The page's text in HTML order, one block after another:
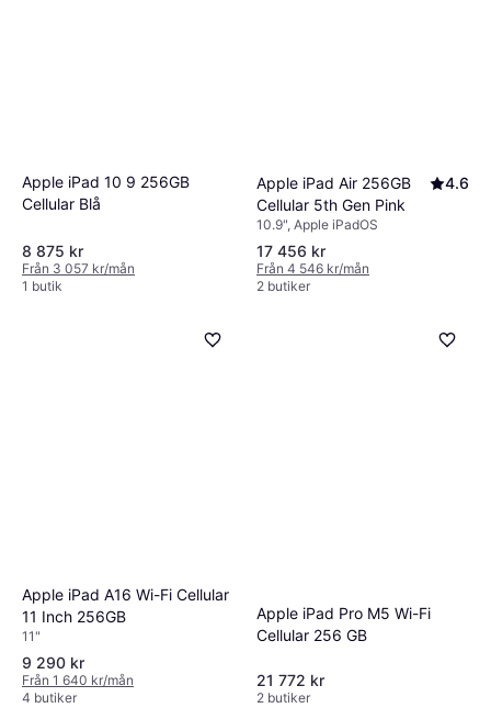
Apple iPad 10 9 256GB
Cellular Blå
8 875 kr
Från 3 057 kr/mån
1 butik
Apple iPad Air 256GB
Cellular 5th Gen Pink
4.6
10.9", Apple iPadOS
17 456 kr
Från 4 546 kr/mån
2 butiker
Apple iPad A16 Wi-Fi Cellular
11 Inch 256GB
11"
9 290 kr
Från 1 640 kr/mån
4 butiker
Apple iPad Pro M5 Wi-Fi
Cellular 256 GB
21 772 kr
2 butiker